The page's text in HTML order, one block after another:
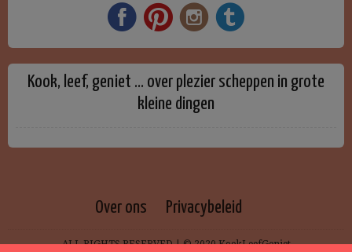
Kook, leef, geniet … over plezier scheppen in grote
kleine dingen
Over ons Privacybeleid
ALL RIGHTS RESERVED | © 2020 KookLeefGeniet